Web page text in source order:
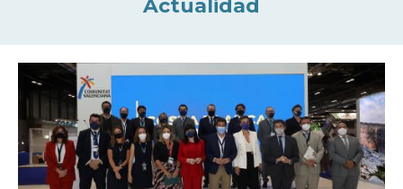
Actualidad